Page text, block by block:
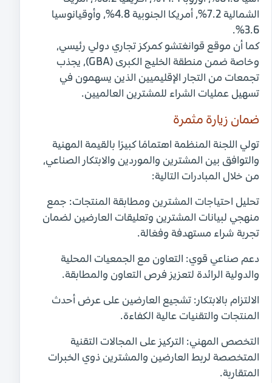
الشمالية 7.2%، أمريكا الجنوبية 4.8%، وأوقيانوسيا
3.6%.
كما أن موقع قوانغتشو كمركز تجاري دولي رئيسي،
وخاصة ضمن منطقة الخليج الكبرى (GBA)، يجذب
تجمعات من التجار الإقليميين الذين يسهمون في
تسهيل عمليات الشراء للمشترين العالميين.
ضمان زيارة مثمرة
تولي اللجنة المنظمة اهتمامًا كبيرًا بالقيمة المهنية
والتوافق بين المشترين والموردين والابتكار الصناعي،
من خلال المبادرات التالية:
تحليل احتياجات المشترين ومطابقة المنتجات: جمع
منهجي لبيانات المشترين وتعليقات العارضين لضمان
تجربة شراء مستهدفة وفعّالة.
دعم صناعي قوي: التعاون مع الجمعيات المحلية
والدولية الرائدة لتعزيز فرص التعاون والمطابقة.
الالتزام بالابتكار:تشجيع العارضين على عرض أحدث
المنتجات والتقنيات عالية الكفاءة.
التخصص المهني: التركيز على المجالات التقنية
المتخصصة لربط العارضين والمشترين ذوي الخبرات
المتقاربة.